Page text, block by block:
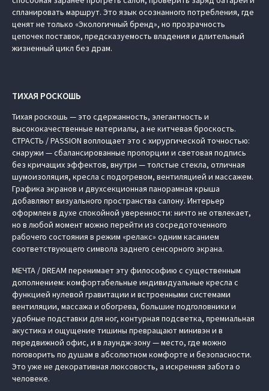
спланировать маршрут. Это язык осознанного потребления, где
ценят не только «Экологичный бренд», но прозрачность
цепочек поставок, предсказуемость владения и длительный
жизненный цикл без драм.
ТИХАЯ РОСКОШЬ
Тихая роскошь — это сдержанность, элегантность и
высококачественные материалы, а не китчевая броскость.
СТРАСТЬ / PASSION воплощает это с хирургической точностью:
снаружи — сбалансированные пропорции и световая подпись
без кричащих эффектов, внутри — толстые стекла, отличная
шумоизоляция, кресла с подогревом, вентиляцией и массажем.
Графика экранов и двухсекционная панорамная крыша
добавляют визуального пространства салону. Интерьер
оформлен в духе спокойной уверенности: ничто не отвлекает,
но в любой момент можно перейти из сосредоточенного
рабочего состояния в режим «релакс» одним касанием
соответствующего символа заднего сенсорного экрана.
МЕЧТА / DREAM перенимает эту философию с существенным
дополнением: комфортабельные индивидуальные кресла с
функцией нулевой гравитации и встроенными системами
вентиляции, массажа и обогрева, большие подголовники и
удобные подставки для ног, контурная подсветка, премиальная
акустика и ощущение тишины превращают минивэн и в
передвижной офис, и в лаундж-зону — место, где можно
поговорить по душам в абсолютном комфорте и безопасности.
Это уже не декоративная люксовость, а искренняя забота о
человеке.